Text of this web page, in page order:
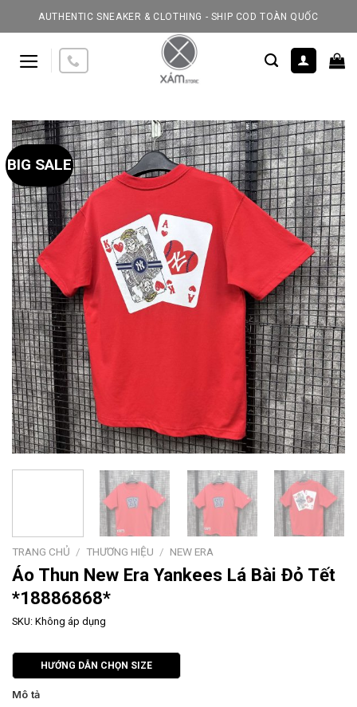
to
AUTHENTIC SNEAKER & CLOTHING - SHIP COD TOÀN QUỐC
BIG SALE
TRANG CHỦ / THƯƠNG HIỆU / NEW ERA
Áo Thun New Era Yankees Lá Bài Đỏ Tết
*18886868*
SKU: Không áp dụng
HƯỚNG DẪN CHỌN SIZE
Mô tả